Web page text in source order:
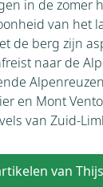
in de zomer
van het
de berg zijn
naar de
en Mont
van Zuid-
van Thijs